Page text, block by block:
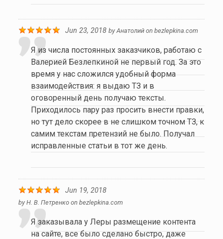
Jun 23, 2018 byАнатолийon bezlepkina.com
Я из числа постоянных заказчиков, работаю с
Валерией Безлепкиной не первый год. За это
время у нас сложился удобный форма
взаимодействия: я выдаю ТЗ и в
оговоренный день получаю тексты.
Приходилось пару раз просить внести правки,
но тут дело скорее в не слишком точном ТЗ, к
самим текстам претензий не было. Получал
исправленные статьи в тот же день.
Jun 19, 2018
by Н. В. Петренкоon bezlepkina.com
Я заказывала у Леры размещение контента
на сайте, все было сделано быстро, даже